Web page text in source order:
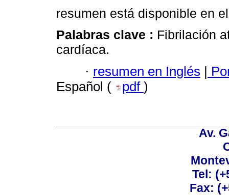
resumen está disponible en
Palabras clave : Fibrilación
cardíaca.
· resumen en Inglés |
Español (
pdf )
Av.
Tel:
Fax: